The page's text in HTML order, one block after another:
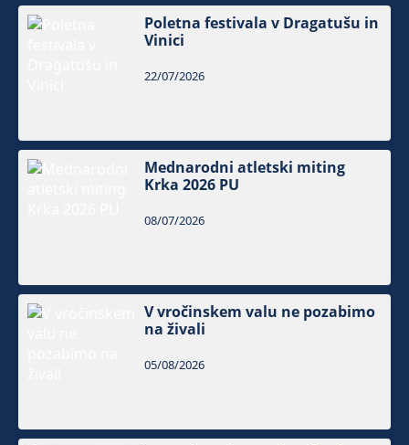
Poletna festivala v Dragatušu in
Vinici
22/07/2026
Mednarodni atletski miting
Krka 2026 PU
08/07/2026
V vročinskem valu ne pozabimo
na živali
05/08/2026